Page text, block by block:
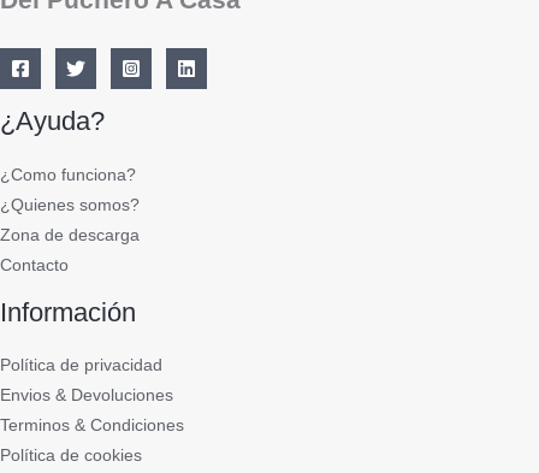
¿Ayuda?
¿Como funciona?
¿Quienes somos?
Zona de descarga
Contacto
Información
Política de privacidad
Envios & Devoluciones
Terminos & Condiciones
Política de cookies